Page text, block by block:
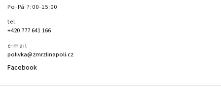
Po-Pá 7:00-15:00
tel.
+420 777 641 166
e-mail
polivka@zmrzlinapoli.cz
Facebook